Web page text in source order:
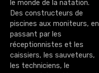
n
t
r
le monde de la natation.
Des constructeurs de
piscines aux moniteurs, en
passant par les
réceptionnistes et les
caissiers, les sauveteurs,
les techniciens, le